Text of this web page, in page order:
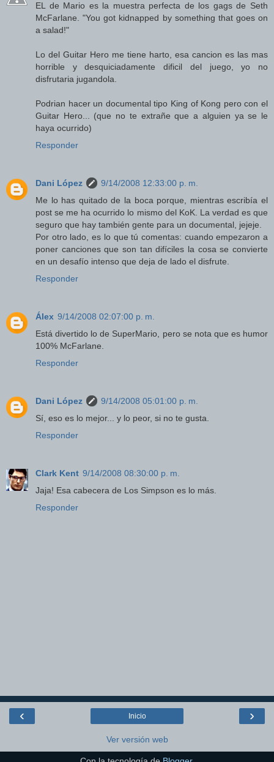
EL de Mario es la muestra perfecta de los gags de Seth
McFarlane. "You got kidnapped by something that goes on
a salad!"
Lo del Guitar Hero me tiene harto, esa cancion es las mas
horrible y desquiciadamente dificil del juego, yo no
disfrutaria jugandola.
Podrian hacer un documental tipo King of Kong pero con el
Guitar Hero... (que no te extrañe que a alguien ya se le
haya ocurrido)
Responder
Dani López
9/14/2008 12:33:00 p. m.
Me lo has quitado de la boca porque, mientras escribía el
post se me ha ocurrido lo mismo del KoK. La verdad es que
seguro que hay también gente para un documental, jejeje.
Por otro lado, es lo que tú comentas: cuando empezaron a
poner canciones que son tan difíciles la cosa se convierte
en un desafío intenso que deja de lado el disfrute.
Responder
Álex 9/14/2008 02:07:00 p. m.
Está divertido lo de SuperMario, pero se nota que es humor
100% McFarlane.
Responder
Dani López
9/14/2008 05:01:00 p. m.
Sí, eso es lo mejor... y lo peor, si no te gusta.
Responder
Clark Kent 9/14/2008 08:30:00 p. m.
Jaja! Esa cabecera de Los Simpson es lo más.
Responder
‹ ›
Inicio
Ver versión web